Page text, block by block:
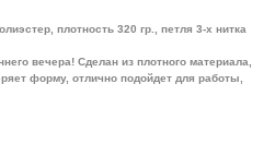
плотность 320 гр., петля 3-х нитка
вечера! Сделан из плотного материала,
форму, отлично подойдет для работы,